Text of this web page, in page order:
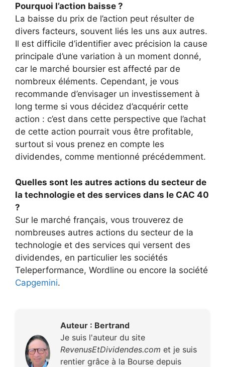
Pourquoi l’action baisse ?
La baisse du prix de l’action peut résulter de
divers facteurs, souvent liés les uns aux autres.
Il est difficile d’identifier avec précision la cause
principale d’une variation à un moment donné,
car le marché boursier est affecté par de
nombreux éléments. Cependant, je vous
recommande d’envisager un investissement à
long terme si vous décidez d’acquérir cette
action : c’est dans cette perspective que l’achat
de cette action pourrait vous être profitable,
surtout si vous prenez en compte les
dividendes, comme mentionné précédemment.
Quelles sont les autres actions du secteur de
la technologie et des services dans le CAC 40
?
Sur le marché français, vous trouverez de
nombreuses autres actions du secteur de la
technologie et des services qui versent des
dividendes, en particulier les sociétés
Teleperformance, Wordline ou encore la société
Capgemini.
Auteur : Bertrand
Je suis l'auteur du site
RevenusEtDividendes.com et je suis
rentier grâce à la Bourse depuis